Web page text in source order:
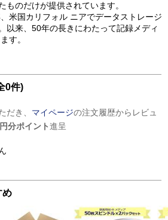
ものだけが提供されています。
米国カリフォル ニアでデータストレージ
以来、50年の長きにわたって記録メディ
す。
0件)
だき、 マイページの注文履歴からレビュ
分ポイント進呈
め